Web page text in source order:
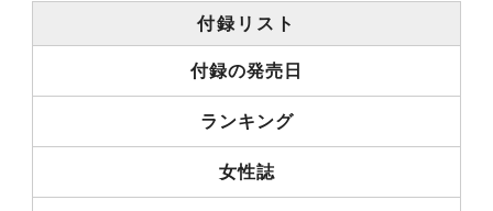
付録リスト
付録の発売日
ランキング
女性誌